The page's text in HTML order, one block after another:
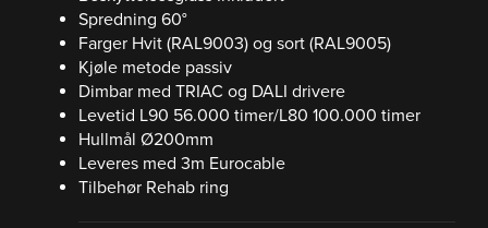
Spredning 60°
Farger Hvit (RAL9003) og sort (RAL9005)
Kjøle metode passiv
Dimbar med TRIAC og DALI drivere
Levetid L90 56.000 timer/L80 100.000 timer
Hullmål Ø200mm
Leveres med 3m Eurocable
Tilbehør Rehab ring